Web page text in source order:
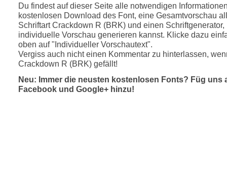
Du findest auf dieser Seite alle notwendigen
kostenlosen Download des Font, eine Gesamtvorschau
Schriftart Crackdown R (BRK) und einen
individuelle Vorschau generieren kannst. Klicke dazu
oben auf "Individueller Vorschautext".
Vergiss auch nicht einen Kommentar zu hinterlassen,
Crackdown R (BRK) gefällt!
Neu: Immer die neusten kostenlosen Fonts? Füg uns
Facebook und Google+ hinzu!